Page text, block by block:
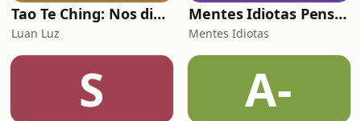
Tao Te Ching: Nos dias de hoje
Luan Luz
Mentes Idiotas Pensam Igual
Mentes Idiotas
S A-